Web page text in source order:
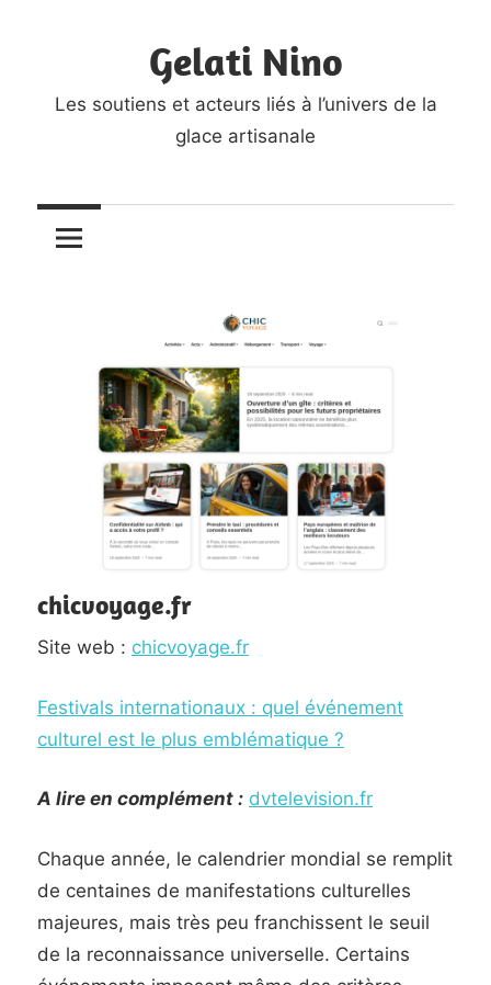
Gelati Nino
Les soutiens et acteurs liés à l’univers de la
glace artisanale
chicvoyage.fr
Site web : chicvoyage.fr
Festivals internationaux : quel événement
culturel est le plus emblématique ?
A lire en complément : dvtelevision.fr
Chaque année, le calendrier mondial se remplit
de centaines de manifestations culturelles
majeures, mais très peu franchissent le seuil
de la reconnaissance universelle. Certains